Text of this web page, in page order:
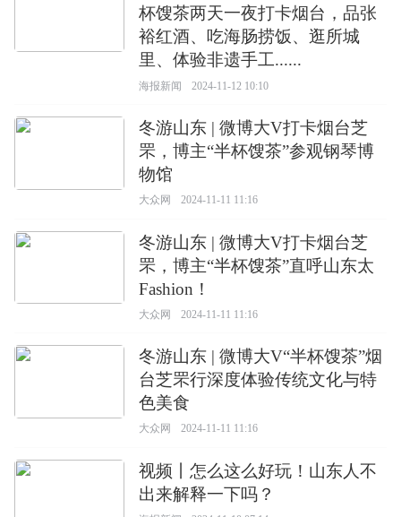
杯馊茶两天一夜打卡烟台，品张
裕红酒、吃海肠捞饭、逛所城
里、体验非遗手工......
海报新闻 2024-11-12 10:10
冬游山东 | 微博大V打卡烟台芝
罘，博主“半杯馊茶”参观钢琴博
物馆
大众网 2024-11-11 11:16
冬游山东 | 微博大V打卡烟台芝
罘，博主“半杯馊茶”直呼山东太
Fashion！
大众网 2024-11-11 11:16
冬游山东 | 微博大V“半杯馊茶”烟
台芝罘行深度体验传统文化与特
色美食
大众网 2024-11-11 11:16
视频丨怎么这么好玩！山东人不
出来解释一下吗？